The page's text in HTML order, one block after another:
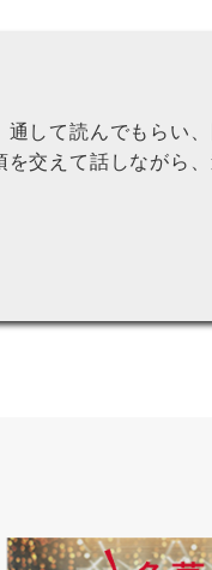
して読んでもらい
交えて話しながら